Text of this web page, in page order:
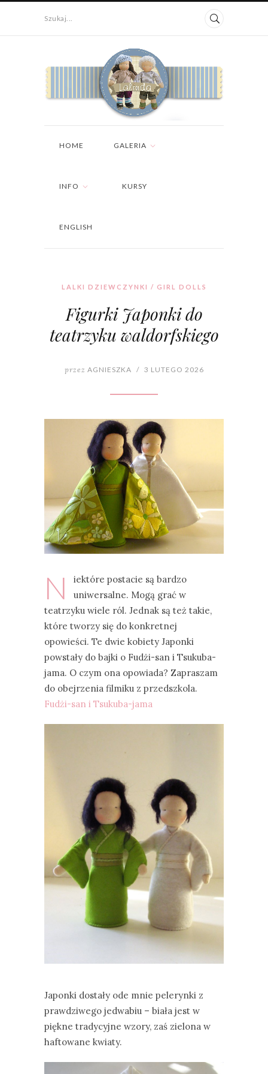
Szukaj...
HOME GALERIA
INFO KURSY
ENGLISH
LALKI DZIEWCZYNKI / GIRL DOLLS
Figurki Japonki do
teatrzyku waldorfskiego
przez AGNIESZKA / 3 LUTEGO 2026
N
iektóre postacie są bardzo
uniwersalne. Mogą grać w
teatrzyku wiele ról. Jednak są też takie,
które tworzy się do konkretnej
opowieści. Te dwie kobiety Japonki
powstały do bajki o Fudżi-san i Tsukuba-
jama. O czym ona opowiada? Zapraszam
do obejrzenia filmiku z przedszkola.
Fudżi-san i Tsukuba-jama
Japonki dostały ode mnie pelerynki z
prawdziwego jedwabiu – biała jest w
piękne tradycyjne wzory, zaś zielona w
haftowane kwiaty.